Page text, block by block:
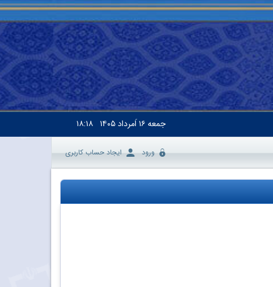
جمعه۱۶ اَمرداد ۱۴۰۵ ۱۸:۱۸
ورود ایجاد حساب کاربری